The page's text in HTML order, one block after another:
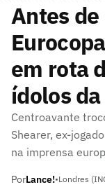
Antes
em rota
ídolos
Centroavante
Shearer, ex-
na imprensa
PorLance!•Londres